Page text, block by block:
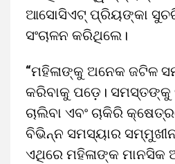
ଆସୋସିଏଟ୍ ପ୍ରିୟଙ୍କା
ସଂଚାଳନ କରିଥିଲେ।
“ମହିଳାଙ୍କୁ ଅନେକ ଜଟିଳ
କରିବାକୁ ପଡ଼େ। ସମସ୍ତଙ୍କୁ
ଚାଲିବା ଏବଂ ଚାକିରି
ବିଭିନ୍ନ ସମସ୍ୟାର
ଏଥିରେ ମହିଳାଙ୍କ ମାନସିକ